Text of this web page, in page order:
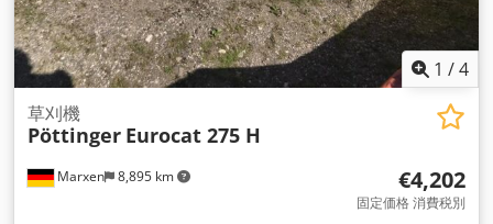
1 /4
Marxen 8,895 km
草刈機
Pöttinger Eurocat 275 H
€4,202
固定価格 消費税別